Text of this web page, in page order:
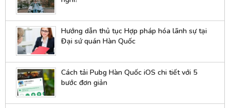
Hướng dẫn thủ tục Hợp pháp hóa lãnh sự tại
Đại sứ quán Hàn Quốc
Cách tải Pubg Hàn Quốc iOS chi tiết với 5
bước đơn giản